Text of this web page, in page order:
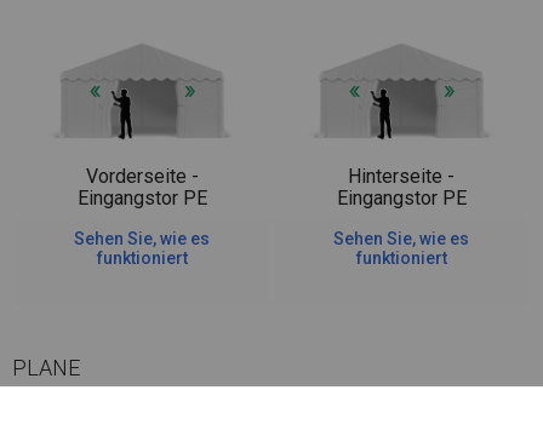
Vorderseite -
Eingangstor PE
Sehen Sie, wie es
funktioniert
Hinterseite -
Eingangstor PE
Sehen Sie, wie es
funktioniert
PLANE